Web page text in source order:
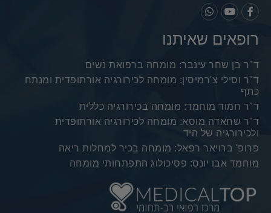
רופאים שאיתנו
ד"ר בן שחר עינבר: מומחה ברפואת נשים
ד"ר וסילי צ'רמיסין: מומחה לכירורגיה אורתופדית ומנתח
כתף
ד"ר חמוד מוחמד: מומחה בכירורגיה כללית
ד"ר שחאדה מוסא: מומחה לכירורגיה אורתופדית
ולכירורגיה של היד
פרופ' ברויאר רפאל: מומחה בכיר למחלות ריאה
מוחמד אבו יונס: פסיכולוג התפתחותי מומחה